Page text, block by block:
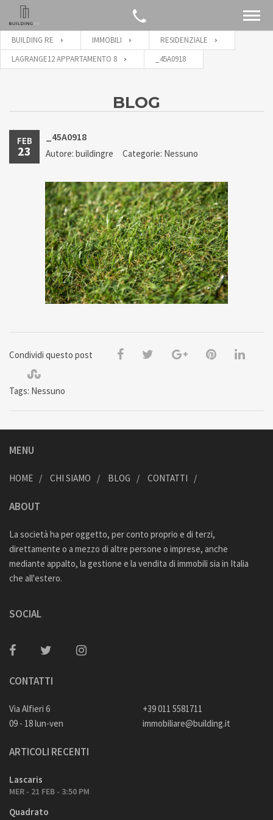
BUILDING RE IMMOBILI
RESIDENZIALE
LAGRANGE12 APPARTAMENTO 8
_45A0918
BLOG
FEB
23
_45A0918
Autore: buildingre Categorie: Nessuno
Condividi questo post
Tags: Nessuno
MENU
HOME CHI SIAMO BLOG CONTATTI
ABOUT
La società ha per oggetto, per conto proprio e di terzi,
direttamente o a mezzo di altre persone o imprese, anche
mediante appalto, la gestione e la vendita di immobili sia in Italia
che all'estero.
SOCIAL
CONTATTI
Via Alfieri 6
09 - 18 lun-ven
+39 011 5581711
immobiliare@building.it
ARTICOLI RECENTI
Lascaris
MER - 21 FEB - 3:50 PM
Quadrato